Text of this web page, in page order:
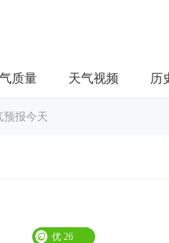
质量 天气视频 历
预报今天
优 26